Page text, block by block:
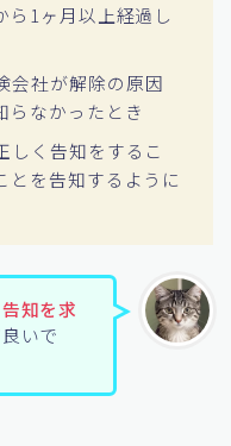
ら1ヶ月以上経過し
会社が解除の原因
らなかったとき
く告知をするこ
とを告知するように
告知を求
いで